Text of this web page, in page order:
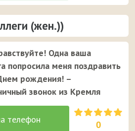
(жен.))
Одна ваша
попросила меня поздравить
рождения! –
звонок из Кремля
0